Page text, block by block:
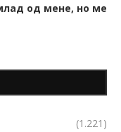
од мене, но ме
(1.221)